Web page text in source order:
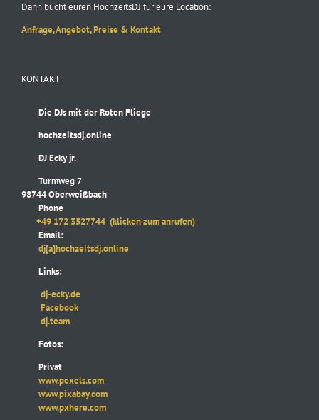
Dann bucht euren HochzeitsDJ für eure Location:
Anfrage, Angebot, Preise & Kontakt
KONTAKT
Die DJs mit der Roten Fliege
hochzeitsdj.online
DJ Ecky jr.
Turmweg 7
98744 Oberweißbach
Phone
+49 172 3527744 (klicken zum anrufen)
Email:
dj[a]hochzeitsdj.online
Links:
dj-ecky.de
Facebook
dj.team
Fotos:
Privat
www.pexels.com
www.pixabay.com
www.pxhere.com